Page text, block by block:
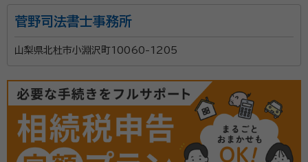
際に自分で手続しなくてはならないとなると何をどうし
す。 相続に必要な法定相続情報一覧図の作成や遺産分
割協議書の作成等、行政書士が対応できる部分は弊所
にて書類作成をさせていただき、不動産の相続登記や
相続税の申告が発生する場合には、提携している司法書
資格等： 行政書士
所属団体： 山梨県行政書士会
菅野司法書士事務所
山梨県北杜市小淵沢町10060-1205